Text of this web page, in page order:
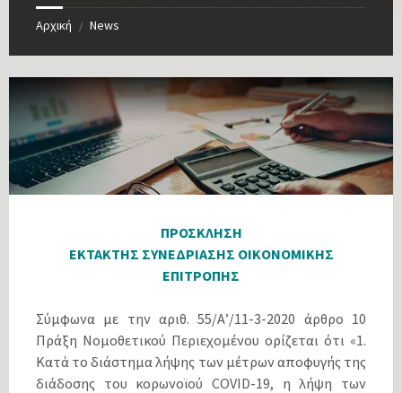
Αρχική / News
ΠΡΟΣΚΛΗΣΗ
ΕΚΤΑΚΤΗΣ ΣΥΝΕΔΡΙΑΣΗΣ ΟΙΚΟΝΟΜΙΚΗΣ
ΕΠΙΤΡΟΠΗΣ
Σύμφωνα με την αριθ. 55/Α’/11-3-2020 άρθρο 10
Πράξη Νομοθετικού Περιεχομένου ορίζεται ότι «1.
Κατά το διάστημα λήψης των μέτρων αποφυγής της
διάδοσης του κορωνοϊού COVID-19, η λήψη των